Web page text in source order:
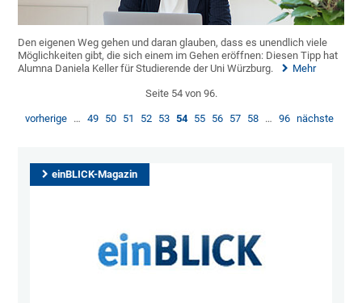
Den eigenen Weg gehen und daran glauben, dass es unendlich viele
Möglichkeiten gibt, die sich einem im Gehen eröffnen: Diesen Tipp hat
Alumna Daniela Keller für Studierende der Uni Würzburg.
Mehr
Seite 54 von 96.
vorherige … 49 50 51 52 53 54 55 56 57 58 … 96 nächste
einBLICK-Magazin